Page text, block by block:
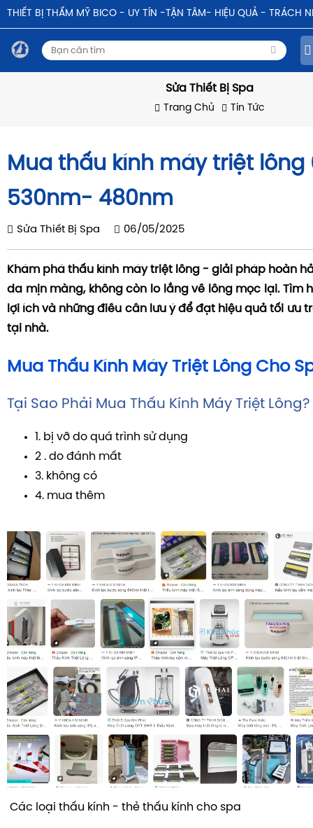
THIẾT BỊ THẨM MỸ BICO - UY TÍN -TẬN TÂM- HIỆU QUẢ - TRÁCH
Sửa Thiết Bị Spa
Trang Chủ Tin Tức
Mua thấu kính máy triệt
530nm- 480nm
Sửa Thiết Bị Spa 06/05/2025
Khám phá thấu kính máy triệt lông - giải pháp hoàn
da mịn màng, không còn lo lắng về lông mọc lại. Tìm
lợi ích và những điều cần lưu ý để đạt hiệu quả tối ưu
tại nhà.
Mua Thấu Kính Máy Triệt Lông Cho
Tại Sao Phải Mua Thấu Kính Máy Triệt Lông?
1. bị vỡ do quá trình sử dụng
2 . do đánh mất
3. không có
4. mua thêm
Các loại thấu kính - thẻ thấu kính cho spa